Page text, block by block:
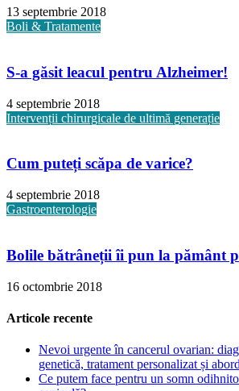
13 septembrie 2018
Boli & Tratamente
S-a găsit leacul pentru Alzheimer!
4 septembrie 2018
Intervenții chirurgicale de ultimă generație
Cum puteți scăpa de varice?
4 septembrie 2018
Gastroenterologie
Bolile bătrâneții îi pun la pământ
16 octombrie 2018
Articole recente
Nevoi urgente în cancerul ovarian:
genetică, tratament personalizat și
Ce putem face pentru un somn